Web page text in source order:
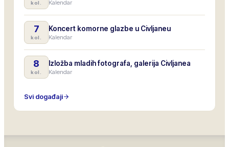
kol. Kalendar
7
kol.
Koncert komorne glazbe u Civljaneu
Kalendar
8
kol.
Izložba mladih fotografa, galerija Civljanea
Kalendar
Svi događaji